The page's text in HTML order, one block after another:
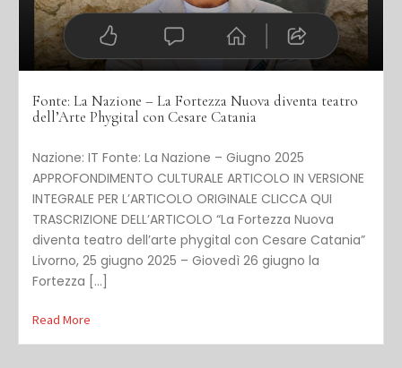
Fonte: La Nazione – La Fortezza Nuova diventa teatro
dell’Arte Phygital con Cesare Catania
Nazione: IT Fonte: La Nazione – Giugno 2025
APPROFONDIMENTO CULTURALE ARTICOLO IN VERSIONE
INTEGRALE PER L’ARTICOLO ORIGINALE CLICCA QUI
TRASCRIZIONE DELL’ARTICOLO “La Fortezza Nuova
diventa teatro dell’arte phygital con Cesare Catania”
Livorno, 25 giugno 2025 – Giovedì 26 giugno la
Fortezza […]
Read More